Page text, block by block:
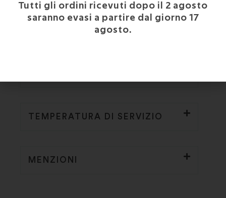
Gusto: dal perlage cremoso, l’assaggio è morbido,
fresco e leggermente sapido; giustamente
armonico e leggermente amabile.
TEMPERATURA DI SERVIZIO
MENZIONI
Tutti gli ordini ricevuti dopo il 2 agosto
saranno evasi a partire dal giorno 17
agosto.